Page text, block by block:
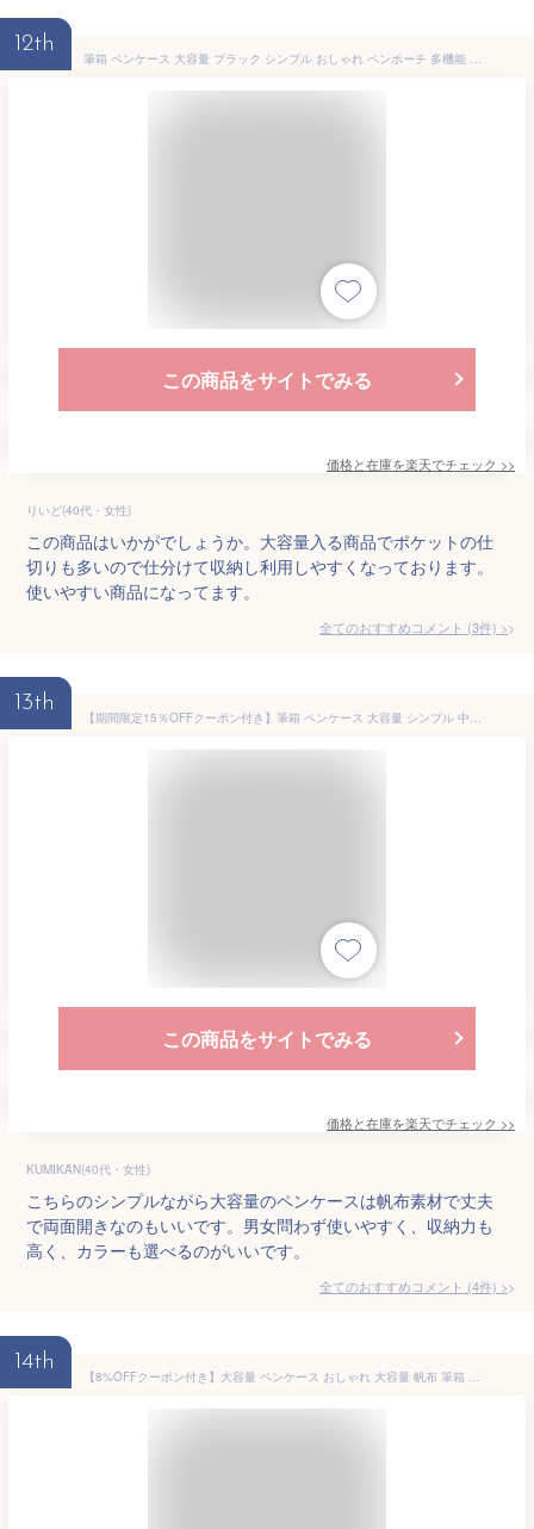
12th
筆箱 ペンケース 大容量 ブラック シンプル おしゃれ ペンポーチ 多機能 筆入れ 文具収納 大人 高校生 中学生 男の子 女の子 大学生 小学生 子供 社会人用 文具ポーチ
この商品をサイトでみる
価格と在庫を楽天でチェック >>
りいど(40代・女性)
この商品はいかがでしょうか。大容量入る商品でポケットの仕
切りも多いので仕分けて収納し利用しやすくなっております。
使いやすい商品になってます。
全てのおすすめコメント (3件) >
13th
【期間限定15％OFFクーポン付き】筆箱 ペンケース 大容量 シンプル 中学生 両面開き ペンケース おしゃれ 高校生 筆箱 帆布 筆入れ 小物収納 ふでばこ ペン袋 ツールペンケース ポーチ 多機能ペンケース かわいい 文具 学生 高校生 小学生 大学生 男の子 女の子 子供
この商品をサイトでみる
価格と在庫を楽天でチェック >>
KUMIKAN(40代・女性)
こちらのシンプルながら大容量のペンケースは帆布素材で丈夫
で両面開きなのもいいです。男女問わず使いやすく、収納力も
高く、カラーも選べるのがいいです。
全てのおすすめコメント (4件) >
14th
【8%OFFクーポン付き】大容量 ペンケース おしゃれ 大容量 帆布 筆箱 多機能 ポーチ 男の子 女の子 子供 小学生 中学生 高校生 大学生 社会人用 ペンポーチ 学生 入学 新入学 便利 シンプル ふで箱 ふでばこ 学校 文房具 筆記用具 お祝い